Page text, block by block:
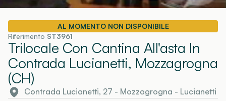
AL MOMENTO NON DISPONIBILE
Riferimento ST3961
Trilocale Con Cantina All'asta In
Contrada Lucianetti, Mozzagrogna
(CH)
Contrada Lucianetti, 27 - Mozzagrogna - Lucianetti